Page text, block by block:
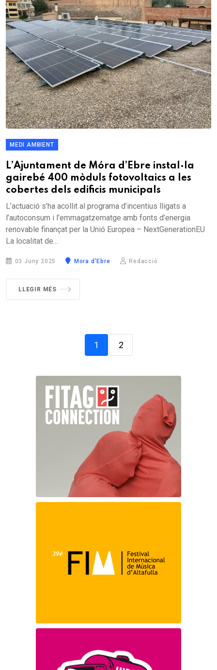
MEDI AMBIENT
L’Ajuntament de Móra d’Ebre instal·la
gairebé 400 mòduls fotovoltaics a les
cobertes dels edificis municipals
L’actuació s’ha acollit al programa d’incentius lligats a
l’autoconsum i l’emmagatzematge amb fonts d’energia
renovable finançat per la Unió Europea – NextGenerationEU
La localitat de...
03 Juny 2025 Mora d'Ebre Redacció
LLEGIR MÉS
1 2